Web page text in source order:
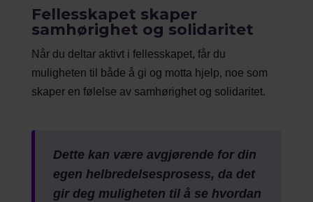
Fellesskapet skaper
samhørighet og solidaritet
Når du deltar aktivt i fellesskapet, får du
muligheten til både å gi og motta hjelp, noe som
skaper en følelse av samhørighet og solidaritet.
Dette kan være avgjørende for din
egen helbredelsesprosess, da det
gir deg muligheten til å se hvordan